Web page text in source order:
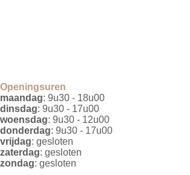
Openingsuren
maandag: 9u30 - 18u00
dinsdag: 9u30 - 17u00
woensdag: 9u30 - 12u00
donderdag: 9u30 - 17u00
vrijdag: gesloten
zaterdag: gesloten
zondag: gesloten